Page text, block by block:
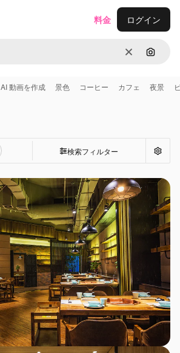
消去 画像で
料金 ログイン
AI 動画を作成 景色 コーヒー カフェ 夜景
検索フィルター